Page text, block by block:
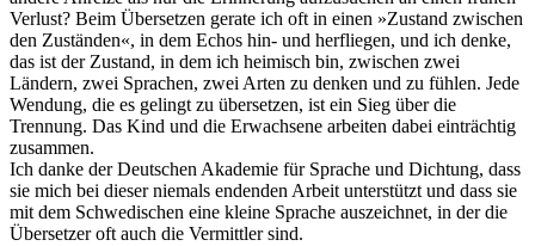
Verlust? Beim Übersetzen gerate ich oft in einen »Zustand zwischen
den Zuständen«, in dem Echos hin- und herfliegen, und ich denke,
das ist der Zustand, in dem ich heimisch bin, zwischen zwei
Ländern, zwei Sprachen, zwei Arten zu denken und zu fühlen. Jede
Wendung, die es gelingt zu übersetzen, ist ein Sieg über die
Trennung. Das Kind und die Erwachsene arbeiten dabei einträchtig
zusammen.
Ich danke der Deutschen Akademie für Sprache und Dichtung, dass
sie mich bei dieser niemals endenden Arbeit unterstützt und dass sie
mit dem Schwedischen eine kleine Sprache auszeichnet, in der die
Übersetzer oft auch die Vermittler sind.